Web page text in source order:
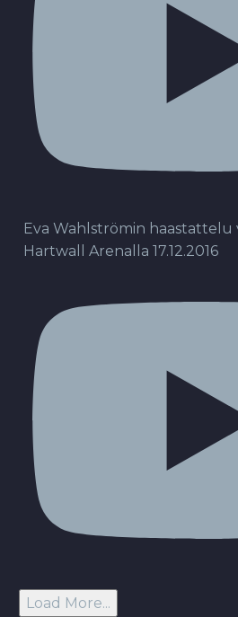
Eva Wahlströmin haastattelu
Hartwall Arenalla 17.12.2016
Load More...